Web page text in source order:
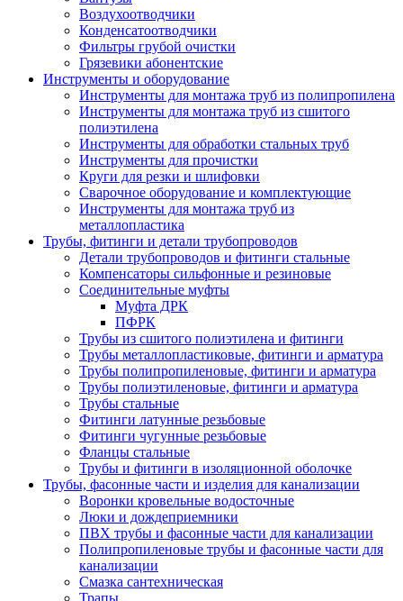
Воздухоотводчики
Конденсатоотводчики
Фильтры грубой очистки
Грязевики абонентские
Инструменты и оборудование
Инструменты для монтажа труб из полипропилена
Инструменты для монтажа труб из сшитого
полиэтилена
Инструменты для обработки стальных труб
Инструменты для прочистки
Круги для резки и шлифовки
Сварочное оборудование и комплектующие
Инструменты для монтажа труб из
металлопластика
Трубы, фитинги и детали трубопроводов
Детали трубопроводов и фитинги стальные
Компенсаторы сильфонные и резиновые
Соединительные муфты
Муфта ДРК
ПФРК
Трубы из сшитого полиэтилена и фитинги
Трубы металлопластиковые, фитинги и арматура
Трубы полипропиленовые, фитинги и арматура
Трубы полиэтиленовые, фитинги и арматура
Трубы стальные
Фитинги латунные резьбовые
Фитинги чугунные резьбовые
Фланцы стальные
Трубы и фитинги в изоляционной оболочке
Трубы, фасонные части и изделия для канализации
Воронки кровельные водосточные
Люки и дождеприемники
ПВХ трубы и фасонные части для канализации
Полипропиленовые трубы и фасонные части для
канализации
Смазка сантехническая
Трапы